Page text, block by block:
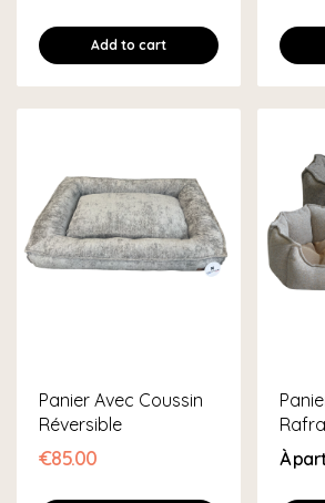
Add to cart
Panier Avec Coussin
Réversible
€85.00 À